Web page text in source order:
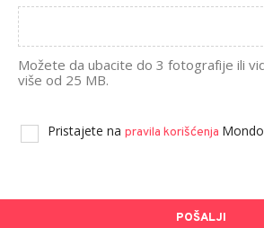
Možete da ubacite do 3 fotografije ili
više od 25 MB.
Pristajete na pravila korišćenja
POŠALJI